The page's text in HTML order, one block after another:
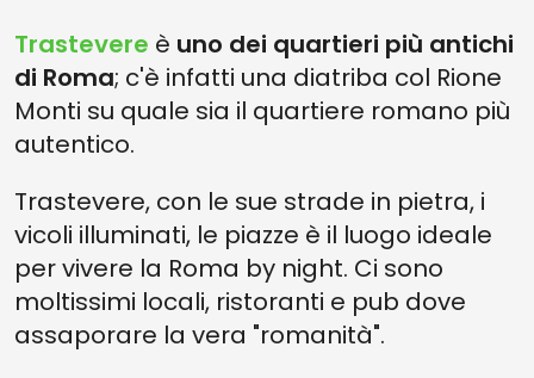
Trastevere è uno dei quartieri più antichi
di Roma; c'è infatti una diatriba col Rione
Monti su quale sia il quartiere romano più
autentico.
Trastevere, con le sue strade in pietra, i
vicoli illuminati, le piazze è il luogo ideale
per vivere la Roma by night. Ci sono
moltissimi locali, ristoranti e pub dove
assaporare la vera "romanità".